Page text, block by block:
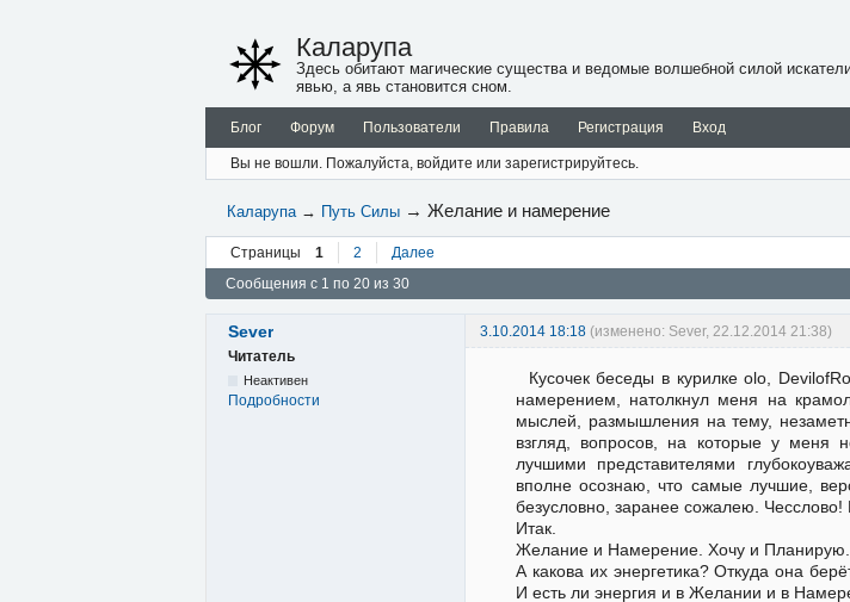
Каларупа
Здесь обитают магические существа и ведомые волшебной силой
явью, а явь становится сном.
Блог Форум Пользователи Правила Регистрация Вход
Вы не вошли. Пожалуйста, войдите или зарегистрируйтесь.
Каларупа → Путь Силы →Желание и намерение
Страницы 1 2 Далее
Сообщения с 1 по 20 из 30
Sever 3.10.2014 18:18 (изменено: Sever, 22.12.2014 21:38)
Читатель
Неактивен
Подробности
Кусочек беседы в курилке olo,
намерением, натолкнул меня на
мыслей, размышления на тему,
взгляд, вопросов, на которые у меня
лучшими представителями
вполне осознаю, что самые лучшие,
безусловно, заранее сожалею. Чесслово!
Итак.
Желание и Намерение. Хочу и Планирую.
А какова их энергетика? Откуда она
И есть ли энергия и в Желании и в